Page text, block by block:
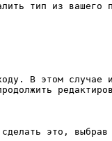
тип из вашего
В этом случае
это,